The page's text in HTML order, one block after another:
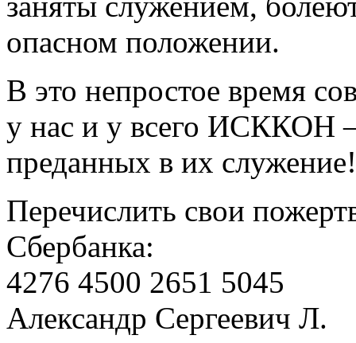
опасном положении.
В это непростое время
у нас и у всего ИСККОН
преданных в их служение!
Перечислить свои
Сбербанка:
4276 4500 2651 5045
Александр Сергеевич Л.